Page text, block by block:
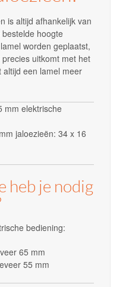
is altijd afhankelijk van
hoogte
worden geplaatst,
uitkomt met het
een lamel meer
mm elektrische
jaloezieën: 34 x 16
heb je nodig
bediening:
65 mm
55 mm